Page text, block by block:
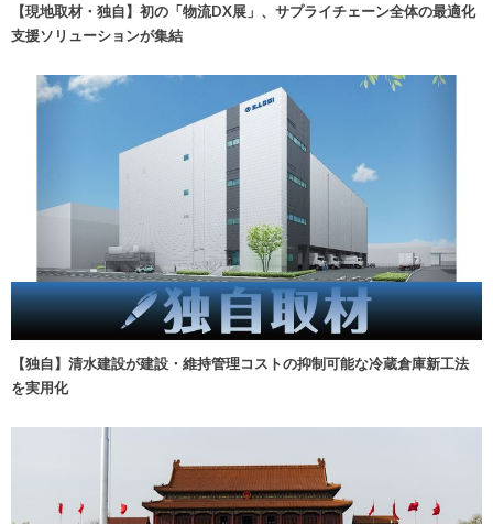
【現地取材・独自】初の「物流DX展」、サプライチェーン全体の最適化
支援ソリューションが集結
【独自】清水建設が建設・維持管理コストの抑制可能な冷蔵倉庫新工法
を実用化